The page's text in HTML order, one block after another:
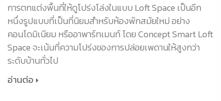
การตกแต่งพื้นที่ให้ดูโปร่งโล่งในแบบ Loft Space เป็นอีก
หนึ่งรูปแบบที่เป็นที่นิยมสำหรับห้องพักสมัยใหม่ อย่าง
คอนโดมิเนียม หรืออาพาร์ทเมนท์ โดย Concept Smart Loft
Space จะเน้นที่ความโปร่งของการปล่อยเพดานให้สูงกว่า
ระดับบ้านทั่วไป
อ่านต่อ